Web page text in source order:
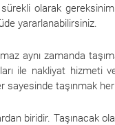
olarak
yararlanabilirsiniz.
aynı zamanda
ile nakliyat hizmeti
taşınmak
biridir. Taşınacak